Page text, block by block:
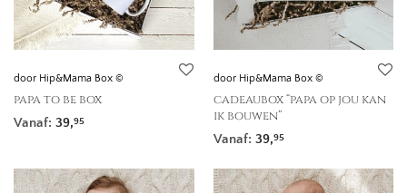
door Hip&Mama Box ©
papa to be box
Vanaf: 39,95
door Hip&Mama Box ©
cadeaubox “papa op jou kan
ik bouwen”
Vanaf: 39,95